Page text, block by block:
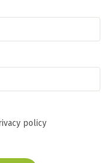
policy